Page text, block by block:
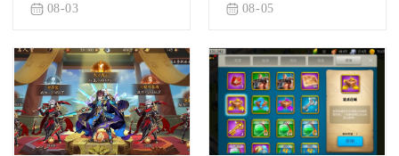
08-03 08-05